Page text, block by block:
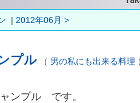
2012年06月 >
プル （ 男の私にも出来る料理
ンプル です。